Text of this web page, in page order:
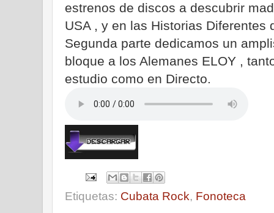
estrenos de discos a descubrir
USA , y en las Historias Diferentes
Segunda parte dedicamos un
bloque a los Alemanes ELOY ,
estudio como en Directo.
Etiquetas: Cubata Rock, Fonoteca